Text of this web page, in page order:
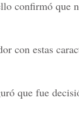
confirmó que
con estas
que fue